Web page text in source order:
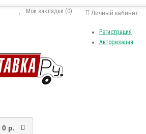
Личный кабинет
Регистрация
Авторизация
Мои закладки (0)
0 р.